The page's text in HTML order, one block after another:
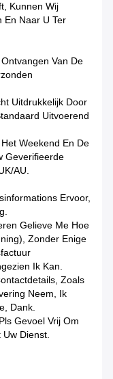
Kunnen Wij
En Naar U Ter
Van De
Uitdrukkelijk Door
Uitvoerend
Weekend En De
Geverifieerde
AU.
Ervoor,
Gelieve Me Hoe
Zonder Enige
Ik Kan.
Zoals
Neem, Ik
Dank.
Gevoel Vrij Om
Uw Dienst.